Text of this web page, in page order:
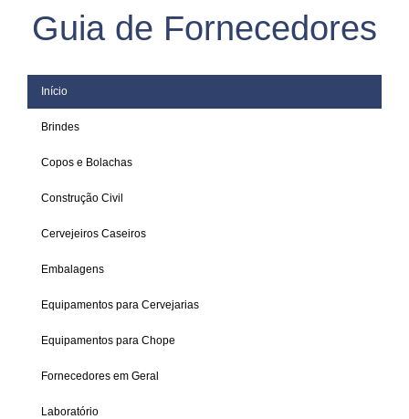
Guia de Fornecedores
Início
Brindes
Copos e Bolachas
Construção Civil
Cervejeiros Caseiros
Embalagens
Equipamentos para Cervejarias
Equipamentos para Chope
Fornecedores em Geral
Laboratório